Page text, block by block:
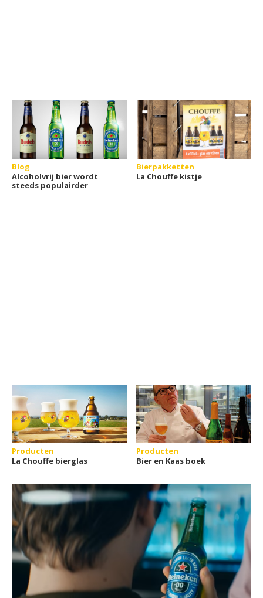
Blog
Alcoholvrij bier wordt
steeds populairder
Bierpakketten
La Chouffe kistje
Producten
La Chouffe bierglas
Producten
Bier en Kaas boek